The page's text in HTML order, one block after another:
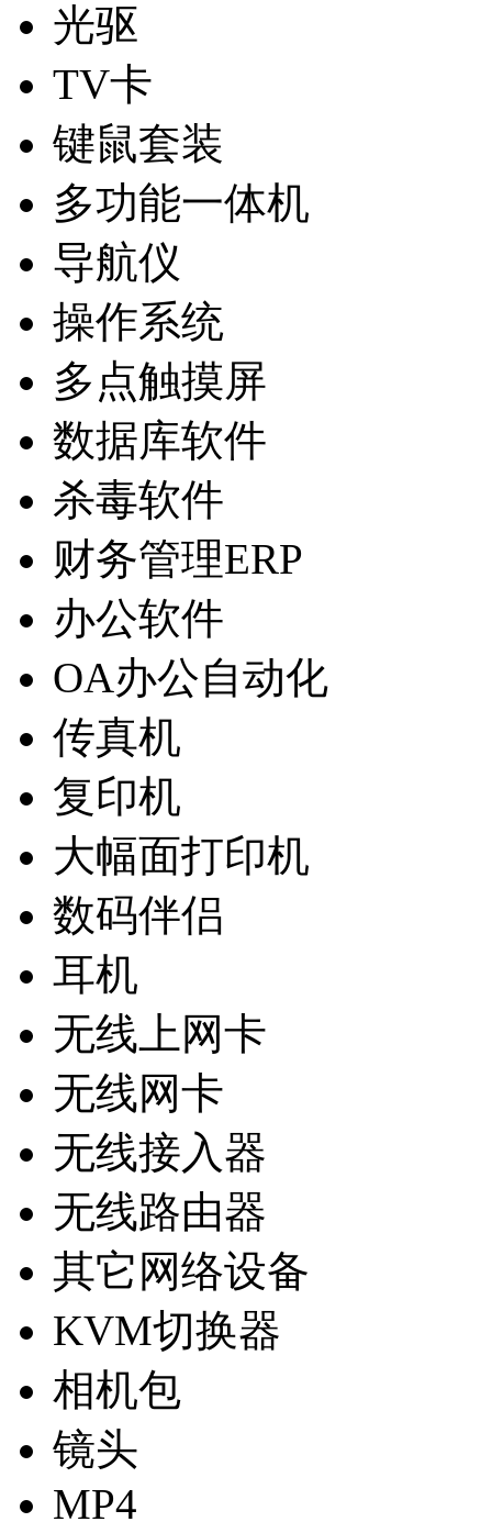
光驱
TV卡
键鼠套装
多功能一体机
导航仪
操作系统
多点触摸屏
数据库软件
杀毒软件
财务管理ERP
办公软件
OA办公自动化
传真机
复印机
大幅面打印机
数码伴侣
耳机
无线上网卡
无线网卡
无线接入器
无线路由器
其它网络设备
KVM切换器
相机包
镜头
MP4